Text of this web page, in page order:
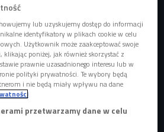
lub uzyskujemy dostęp do informacji
identyfikatory w plikach cookie w celu
Użytkownik może zaakceptować swoje
poniżej, jak również skorzystać z
prawnie uzasadnionego interesu lub w
polityki prywatności. Te wybory będą
i nie będą miały wpływu na dane
przetwarzamy dane w celu